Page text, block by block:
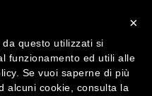
×
questo utilizzati si
funzionamento ed utili alle
Se vuoi saperne di più
alcuni cookie, consulta la